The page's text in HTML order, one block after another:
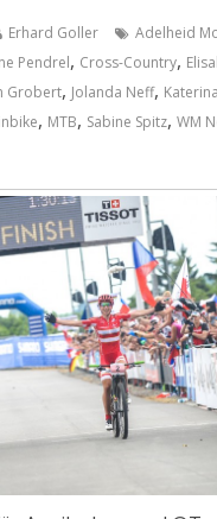
Erhard Goller Adelheid
Pendrel, Cross-Country,
Grobert, Jolanda Neff,
, MTB, Sabine Spitz, WM